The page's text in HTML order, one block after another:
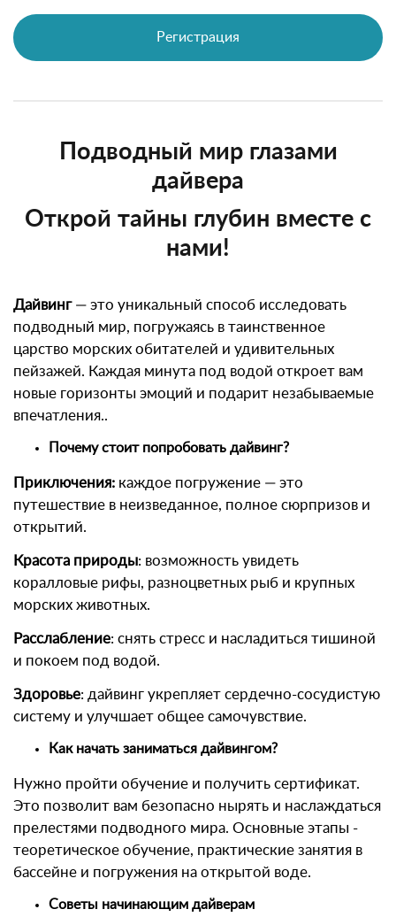
Регистрация
Подводный мир глазами
дайвера
Открой тайны глубин вместе с
нами!
Дайвинг — это уникальный способ исследовать
подводный мир, погружаясь в таинственное
царство морских обитателей и удивительных
пейзажей. Каждая минута под водой откроет вам
новые горизонты эмоций и подарит незабываемые
впечатления..
Почему стоит попробовать дайвинг?
Приключения: каждое погружение — это
путешествие в неизведанное, полное сюрпризов и
открытий.
Красота природы: возможность увидеть
коралловые рифы, разноцветных рыб и крупных
морских животных.
Расслабление: снять стресс и насладиться тишиной
и покоем под водой.
Здоровье: дайвинг укрепляет сердечно-сосудистую
систему и улучшает общее самочувствие.
Как начать заниматься дайвингом?
Нужно пройти обучение и получить сертификат.
Это позволит вам безопасно нырять и наслаждаться
прелестями подводного мира. Основные этапы -
теоретическое обучение, практические занятия в
бассейне и погружения на открытой воде.
Советы начинающим дайверам